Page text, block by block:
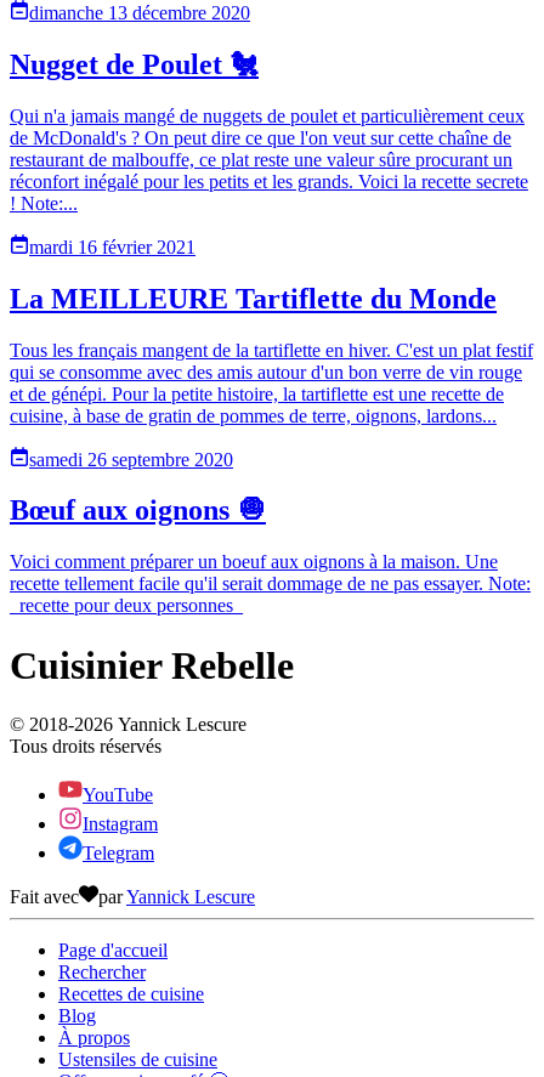
dimanche 13 décembre 2020
Nugget de Poulet 🐔
Qui n'a jamais mangé de nuggets de poulet et particulièrement ceux
de McDonald's ? On peut dire ce que l'on veut sur cette chaîne de
restaurant de malbouffe, ce plat reste une valeur sûre procurant un
réconfort inégalé pour les petits et les grands. Voici la recette secrete
! Note:...
mardi 16 février 2021
La MEILLEURE Tartiflette du Monde
Tous les français mangent de la tartiflette en hiver. C'est un plat festif
qui se consomme avec des amis autour d'un bon verre de vin rouge
et de génépi. Pour la petite histoire, la tartiflette est une recette de
cuisine, à base de gratin de pommes de terre, oignons, lardons...
samedi 26 septembre 2020
Bœuf aux oignons 🧅
Voici comment préparer un boeuf aux oignons à la maison. Une
recette tellement facile qu'il serait dommage de ne pas essayer. Note:
_recette pour deux personnes_
Cuisinier Rebelle
© 2018-2026 Yannick Lescure
Tous droits réservés
YouTube
Instagram
Telegram
Fait avec parYannick Lescure
Page d'accueil
Rechercher
Recettes de cuisine
Blog
À propos
Ustensiles de cuisine